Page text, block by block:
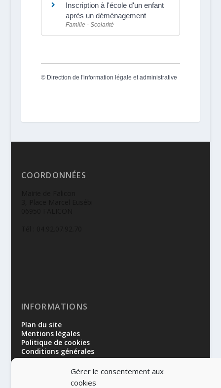
Gérer le consentement aux
cookies
Inscription à l'école d'un enfant
après un déménagement
Famille - Scolarité
© Direction de l'information légale et administrative
COORDONNÉES
INFORMATIONS
Plan du site
Mentions légales
Politique de cookies
Conditions générales